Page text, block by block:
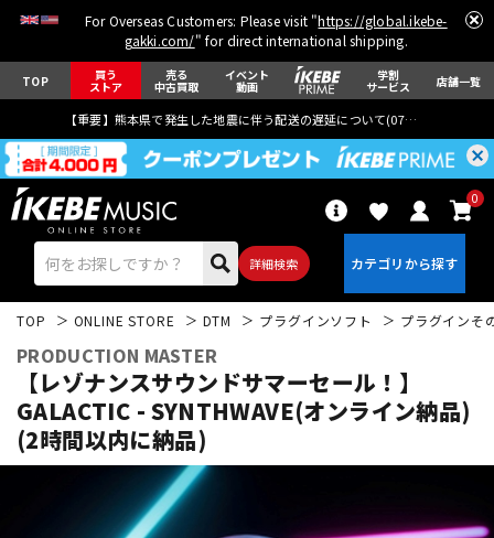
For Overseas Customers: Please visit "https://global.ikebe-
gakki.com/" for direct international shipping.
TOP 買う
ストア
売る
中古買取
イベント
動画
学割
サービス 店舗一覧
【重要】熊本県で発生した地震に伴う配送の遅延について(07月29日
詳細検索
0
エレキギター
ベース ウクレレ
TOP ONLINE STORE DTM プラグインソフト プラグインそ
PRODUCTION MASTER
【レゾナンスサウンドサマーセール！】
GALACTIC - SYNTHWAVE(オンライン納品)
(2時間以内に納品)